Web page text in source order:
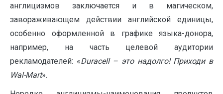
англицизмов заключается и в магическом,
завораживающем действии английской единицы,
особенно оформленной в графике языка-донора,
например, на часть целевой аудитории
рекламодателей: «Duracell– это надолго! Приходи в
Wal-Mart».